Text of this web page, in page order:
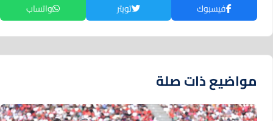
فيسبوك تويتر واتساب
مواضيع ذات صلة